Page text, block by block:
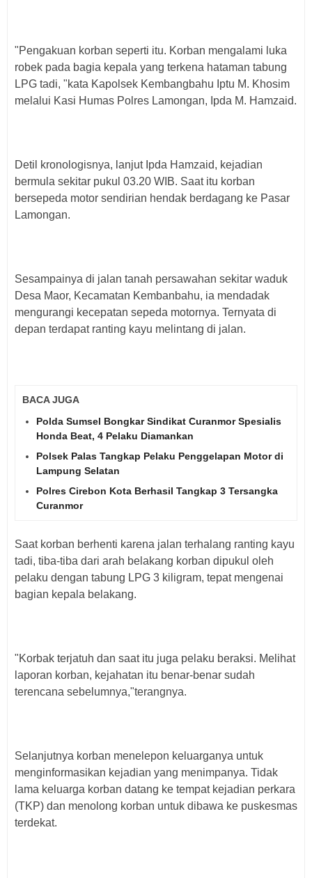
"Pengakuan korban seperti itu. Korban mengalami luka
robek pada bagia kepala yang terkena hataman tabung
LPG tadi, "kata Kapolsek Kembangbahu Iptu M. Khosim
melalui Kasi Humas Polres Lamongan, Ipda M. Hamzaid.
Detil kronologisnya, lanjut Ipda Hamzaid, kejadian
bermula sekitar pukul 03.20 WIB. Saat itu korban
bersepeda motor sendirian hendak berdagang ke Pasar
Lamongan.
Sesampainya di jalan tanah persawahan sekitar waduk
Desa Maor, Kecamatan Kembanbahu, ia mendadak
mengurangi kecepatan sepeda motornya. Ternyata di
depan terdapat ranting kayu melintang di jalan.
BACA JUGA
Polda Sumsel Bongkar Sindikat Curanmor Spesialis
Honda Beat, 4 Pelaku Diamankan
Polsek Palas Tangkap Pelaku Penggelapan Motor di
Lampung Selatan
Polres Cirebon Kota Berhasil Tangkap 3 Tersangka
Curanmor
Saat korban berhenti karena jalan terhalang ranting kayu
tadi, tiba-tiba dari arah belakang korban dipukul oleh
pelaku dengan tabung LPG 3 kiligram, tepat mengenai
bagian kepala belakang.
"Korbak terjatuh dan saat itu juga pelaku beraksi. Melihat
laporan korban, kejahatan itu benar-benar sudah
terencana sebelumnya,"terangnya.
Selanjutnya korban menelepon keluarganya untuk
menginformasikan kejadian yang menimpanya. Tidak
lama keluarga korban datang ke tempat kejadian perkara
(TKP) dan menolong korban untuk dibawa ke puskesmas
terdekat.